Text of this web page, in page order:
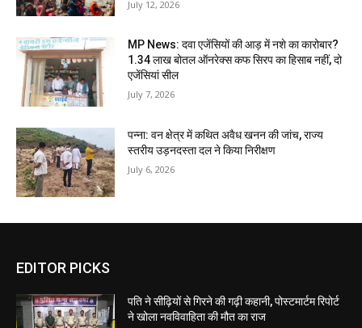
July 12, 2026
MP News: दवा एजेंसियों की आड़ में नशे का कारोबार?
1.34 लाख बोतल ऑनरेक्स कफ सिरप का हिसाब नहीं, दो
एजेंसियां सील
July 7, 2026
पन्ना: वन क्षेत्र में कथित अवैध खनन की जांच, राज्य
स्तरीय उड़नदस्ता दल ने किया निरीक्षण
July 6, 2026
EDITOR PICKS
पति ने सीढ़ियों से गिरने की गढ़ी कहानी, पोस्टमार्टम रिपोर्ट
ने खोला नवविवाहिता की मौत का राज